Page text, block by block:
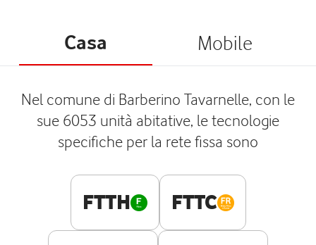
Casa Mobile
Nel comune di Barberino Tavarnelle, con le
sue 6053 unità abitative, le tecnologie
specifiche per la rete fissa sono
FTTH FTTC